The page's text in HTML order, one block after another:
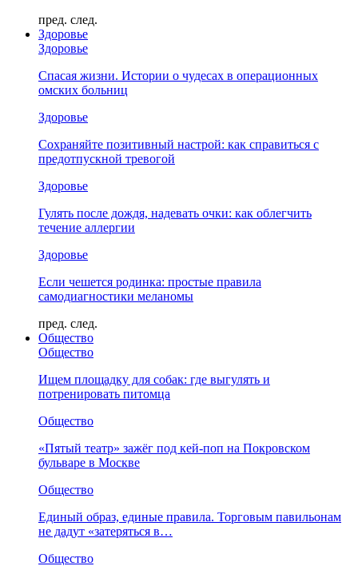
пред. след.
Здоровье
Здоровье
Спасая жизни. Истории о чудесах в операционных
омских больниц
Здоровье
Сохраняйте позитивный настрой: как справиться с
предотпускной тревогой
Здоровье
Гулять после дождя, надевать очки: как облегчить
течение аллергии
Здоровье
Если чешется родинка: простые правила
самодиагностики меланомы
пред. след.
Общество
Общество
Ищем площадку для собак: где выгулять и
потренировать питомца
Общество
«Пятый театр» зажёг под кей-поп на Покровском
бульваре в Москве
Общество
Единый образ, единые правила. Торговым павильонам
не дадут «затеряться в…
Общество